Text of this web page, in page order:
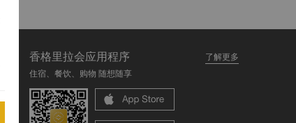
香格里拉会应用程序
了解更多
住宿、餐饮、购物 随想随享